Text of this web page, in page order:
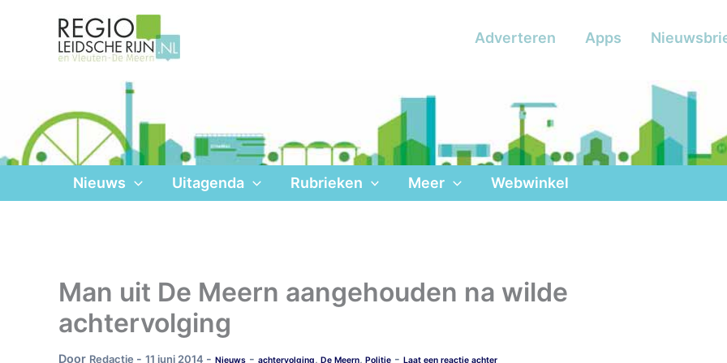
Adverteren Apps
Nieuws Uitagenda Rubrieken Meer Webwinkel
Man uit De Meern aangehouden na wilde
achtervolging
Door Redactie - 11 juni 2014 - Nieuws - achtervolging, De Meern, Politie - Laat een reactie achter